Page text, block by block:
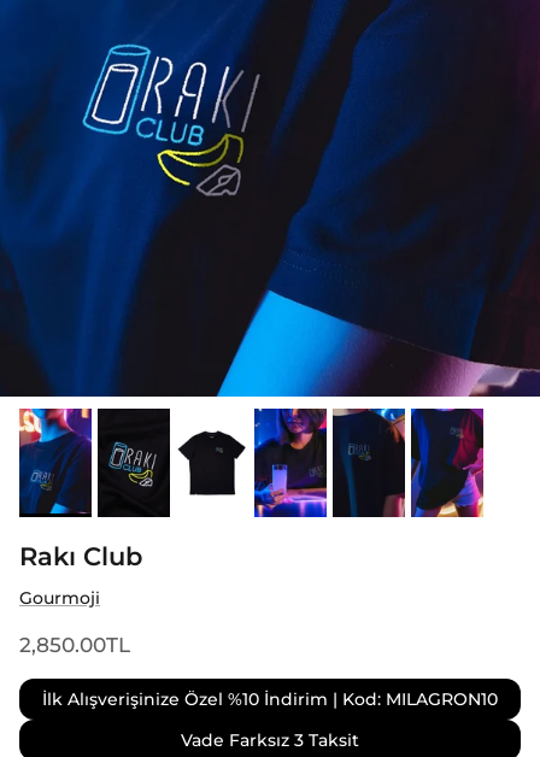
Rakı Club
Gourmoji
2,850.00TL
İlk Alışverişinize Özel %10 İndirim | Kod: MILAGRON10
Vade Farksız 3 Taksit